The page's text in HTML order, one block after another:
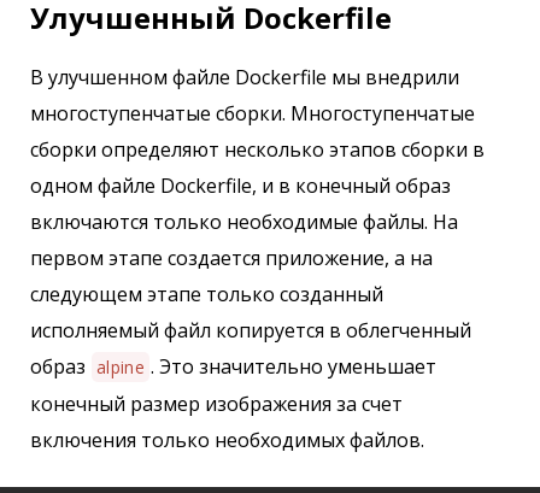
Улучшенный Dockerfile
В улучшенном файле Dockerfile мы внедрили
многоступенчатые сборки. Многоступенчатые
сборки определяют несколько этапов сборки в
одном файле Dockerfile, и в конечный образ
включаются только необходимые файлы. На
первом этапе создается приложение, а на
следующем этапе только созданный
исполняемый файл копируется в облегченный
образ alpine . Это значительно уменьшает
конечный размер изображения за счет
включения только необходимых файлов.